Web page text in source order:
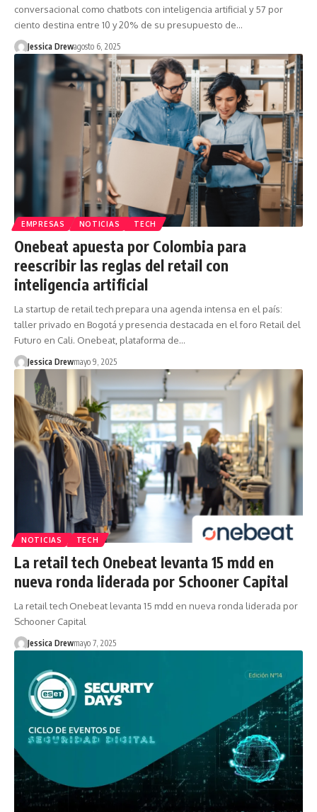
conversacional como chatbots con inteligencia artificial y 57 por
ciento destina entre 10 y 20% de su presupuesto de…
Jessica Drewagosto 6, 2025
EMPRESAS NOTICIAS TECH
Onebeat apuesta por Colombia para
reescribir las reglas del retail con
inteligencia artificial
La startup de retail tech prepara una agenda intensa en el país:
taller privado en Bogotá y presencia destacada en el foro Retail del
Futuro en Cali. Onebeat, plataforma de…
Jessica Drewmayo 9, 2025
NOTICIAS TECH
La retail tech Onebeat levanta 15 mdd en
nueva ronda liderada por Schooner Capital
La retail tech Onebeat levanta 15 mdd en nueva ronda liderada por
Schooner Capital
Jessica Drewmayo 7, 2025